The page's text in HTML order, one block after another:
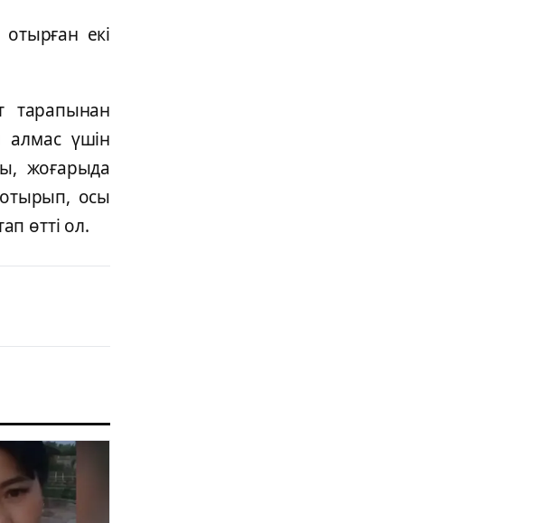
екі
тарапынан
алмас үшін
жоғарыда
осы
өтті ол.